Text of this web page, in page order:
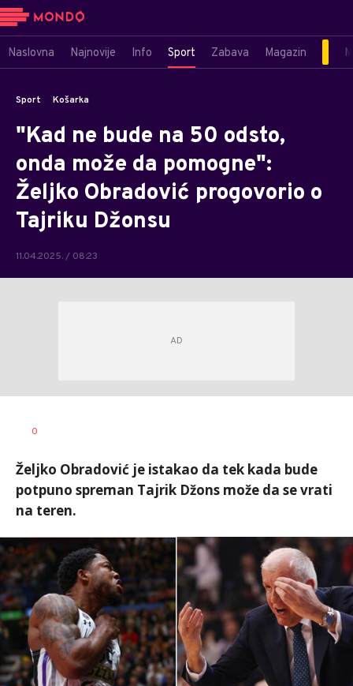
Naslovna Najnovije Info Sport Zabava Magazin
Sport Košarka
"Kad ne bude na 50 odsto,
onda može da pomogne":
Željko Obradović progovorio o
Tajriku Džonsu
11.04.2025. / 08:23
0
Željko Obradović je istakao da tek kada bude
potpuno spreman Tajrik Džons može da se vrati
na teren.